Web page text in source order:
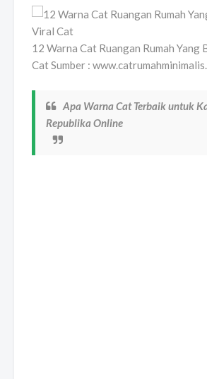
12 Warna Cat Ruangan Rumah Yang
Cat Sumber :
Apa Warna Cat Terbaik untuk
Republika Online